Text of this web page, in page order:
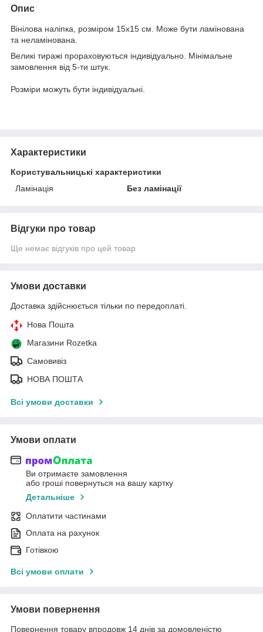
Опис
Вінілова наліпка, розміром 15х15 см. Може бути ламінована
та неламінована.
Великі тиражі прораховуються індивідуально. Мінімальне
замовлення від 5-ти штук.
Розміри можуть бути індивідуальні.
Характеристики
Користувальницькі характеристики
Ламінація
Без ламінації
Відгуки про товар
Ще немає відгуків про цей товар
Умови доставки
Доставка здійснюється тільки по передоплаті.
Нова Пошта
Магазини Rozetka
Самовивіз
НОВА ПОШТА
Всі умови доставки
Умови оплати
Ви отримаєте замовлення
або гроші повернуться на вашу картку
Детальніше
Оплатити частинами
Оплата на рахунок
Готівкою
Всі умови оплати
Умови повернення
Повернення товару впродовж 14 днів за домовленістю